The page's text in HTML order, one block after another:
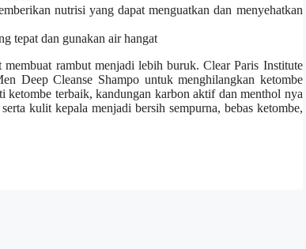
nutrisi yang dapat menguatkan dan menyehatkan
tepat dan gunakan air hangat
rambut menjadi lebih buruk. Clear Paris Institute
Deep Cleanse Shampo untuk menghilangkan ketombe
ketombe terbaik, kandungan karbon aktif dan menthol nya
kulit kepala menjadi bersih sempurna, bebas ketombe,